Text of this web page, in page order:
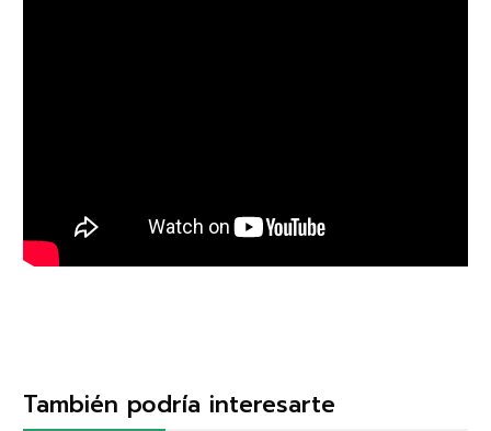
También podría interesarte